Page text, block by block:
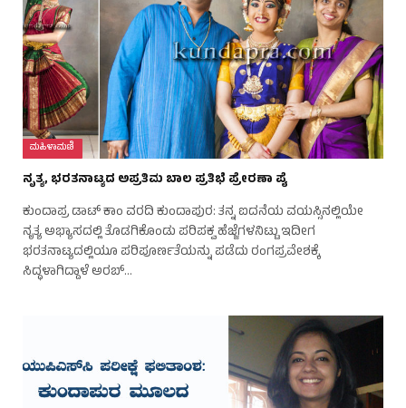
ಮಹಿಳಾಮಣಿ
ನೃತ್ಯ, ಭರತನಾಟ್ಯದ ಅಪ್ರತಿಮ ಬಾಲ ಪ್ರತಿಭೆ ಪ್ರೇರಣಾ ಪೈ
ಕುಂದಾಪ್ರ ಡಾಟ್ ಕಾಂ ವರದಿ ಕುಂದಾಪುರ: ತನ್ನ ಐದನೆಯ ವಯಸ್ಸಿನಲ್ಲಿಯೇ
ನೃತ್ಯ ಅಭ್ಯಾಸದಲ್ಲಿ ತೊಡಗಿಕೊಂಡು ಪರಿಪಕ್ವ ಹೆಜ್ಜೆಗಳನಿಟ್ಟು ಇದೀಗ
ಭರತನಾಟ್ಯದಲ್ಲಿಯೂ ಪರಿಪೂರ್ಣತೆಯನ್ನು ಪಡೆದು ರಂಗಪ್ರವೇಶಕ್ಕೆ
ಸಿದ್ಧಳಾಗಿದ್ದಾಳೆ ಅರಬ್…